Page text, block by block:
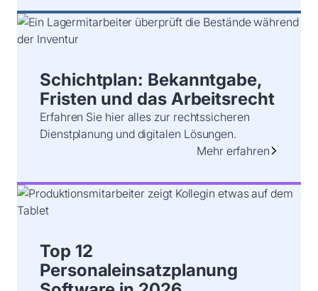
Schichtplan: Bekanntgabe,
Fristen und das Arbeitsrecht
Erfahren Sie hier alles zur rechtssicheren
Dienstplanung und digitalen Lösungen.
Mehr erfahren
Top 12
Personaleinsatzplanung